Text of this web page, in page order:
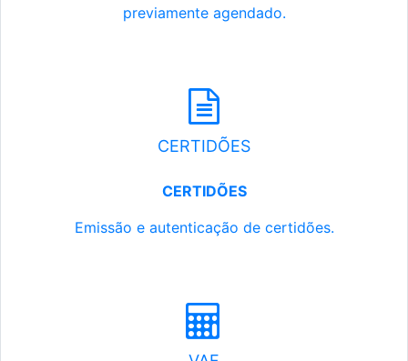
previamente agendado.
CERTIDÕES
CERTIDÕES
Emissão e autenticação de certidões.